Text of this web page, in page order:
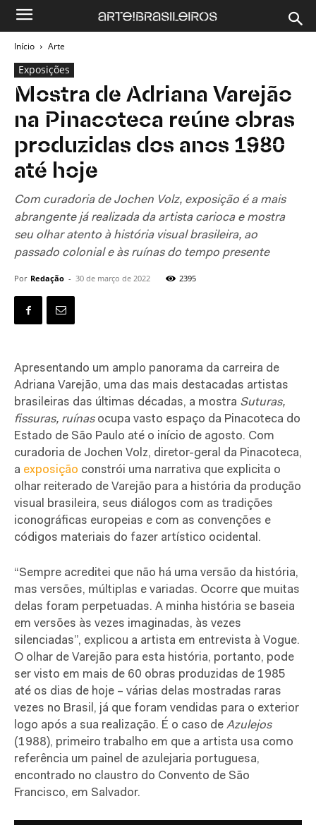
Início Arte
Exposições
Mostra de Adriana Varejão
na Pinacoteca reúne obras
produzidas dos anos 1980
até hoje
Com curadoria de Jochen Volz, exposição é a mais
abrangente já realizada da artista carioca e mostra
seu olhar atento à história visual brasileira, ao
passado colonial e às ruínas do tempo presente
Por Redação - 30 de março de 2022 2395
Apresentando um amplo panorama da carreira de
Adriana Varejão, uma das mais destacadas artistas
brasileiras das últimas décadas, a mostra Suturas,
fissuras, ruínasocupa vasto espaço da Pinacoteca do
Estado de São Paulo até o início de agosto. Com
curadoria de Jochen Volz, diretor-geral da Pinacoteca,
a exposição constrói uma narrativa que explicita o
olhar reiterado de Varejão para a história da produção
visual brasileira, seus diálogos com as tradições
iconográficas europeias e com as convenções e
códigos materiais do fazer artístico ocidental.
“Sempre acreditei que não há uma versão da história,
mas versões, múltiplas e variadas. Ocorre que muitas
delas foram perpetuadas. A minha história se baseia
em versões às vezes imaginadas, às vezes
silenciadas”, explicou a artista em entrevista à Vogue.
O olhar de Varejão para esta história, portanto, pode
ser visto em mais de 60 obras produzidas de 1985
até os dias de hoje – várias delas mostradas raras
vezes no Brasil, já que foram vendidas para o exterior
logo após a sua realização. É o caso de Azulejos
(1988), primeiro trabalho em que a artista usa como
referência um painel de azulejaria portuguesa,
encontrado no claustro do Convento de São
Francisco, em Salvador.